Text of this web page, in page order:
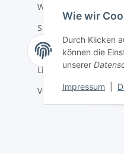
Wie wir
Durch Klicken
können die
unserer
Impressum
Wir über uns
Sitemap
Newsletter
Livesuche
Versand und Zahlung